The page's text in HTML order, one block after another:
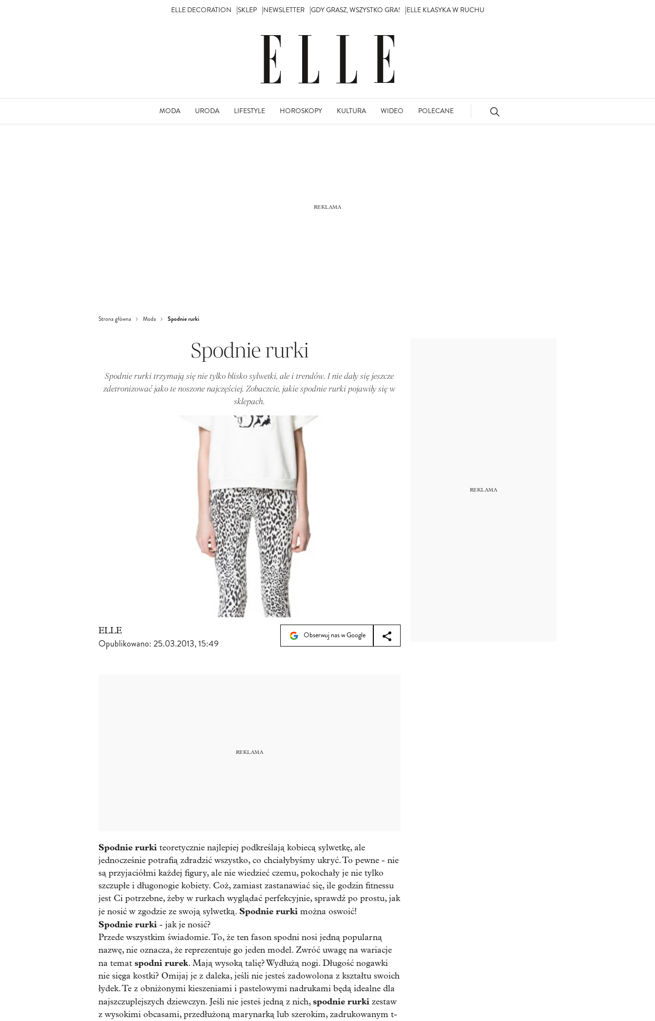
ELLE DECORATION SKLEP NEWSLETTER GDY GRASZ, WSZYSTKO GRA! ELLE KLASYKA W RUCHU
MODA URODA LIFESTYLE HOROSKOPY KULTURA WIDEO POLECANE
Strona główna Moda Spodnie rurki
Spodnie rurki
Spodnie rurki trzymają się nie tylko blisko sylwetki, ale i trendów. I nie dały się jeszcze
zdetronizować jako te noszone najczęściej. Zobaczcie, jakie spodnie rurki pojawiły się w
sklepach.
ELLE
Opublikowano:25.03.2013, 15:49
Obserwuj nas w Google
Spodnie rurki teoretycznie najlepiej podkreślają kobiecą sylwetkę, ale
jednocześnie potrafią zdradzić wszystko, co chciałybyśmy ukryć. To pewne - nie
są przyjaciółmi każdej figury, ale nie wiedzieć czemu, pokochały je nie tylko
szczupłe i długonogie kobiety. Coż, zamiast zastanawiać się, ile godzin fitnessu
jest Ci potrzebne, żeby w rurkach wyglądać perfekcyjnie, sprawdź po prostu, jak
je nosić w zgodzie ze swoją sylwetką. Spodnie rurki można oswoić!
Spodnie rurki - jak je nosić?
Przede wszystkim świadomie. To, że ten fason spodni nosi jedną popularną
nazwę, nie oznacza, że reprezentuje go jeden model. Zwróć uwagę na wariacje
na temat spodni rurek. Mają wysoką talię? Wydłużą nogi. Długość nogawki
nie sięga kostki? Omijaj je z daleka, jeśli nie jesteś zadowolona z kształtu swoich
łydek. Te z obniżonymi kieszeniami i pastelowymi nadrukami będą idealne dla
najszczuplejszych dziewczyn. Jeśli nie jesteś jedną z nich,spodnie rurki zestaw
z wysokimi obcasami, przedłużoną marynarką lub szerokim, zadrukowanym t-